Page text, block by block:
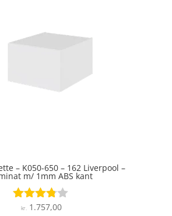
– K050-650 – 162 Liverpool –
m/ 1mm ABS kant
Vurderet
kr.1.757,00